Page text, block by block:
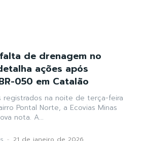
de drenagem no
ações após
050 em Catalão
registrados na noite de terça-feira
Pontal Norte, a Ecovias Minas
nota. A...